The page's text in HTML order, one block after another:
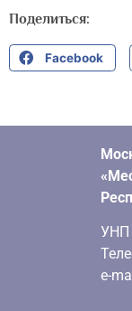
Поделиться:
Facebook
УНП
e-